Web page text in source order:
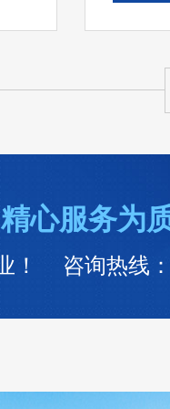
心服务为
！ 咨询热线